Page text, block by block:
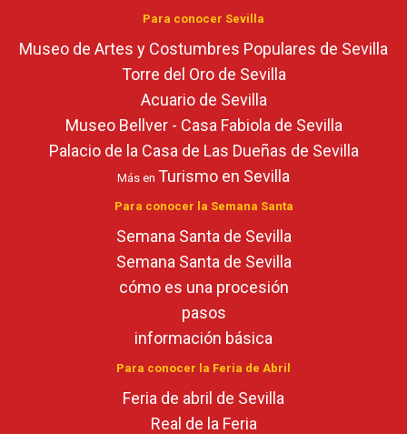
Para conocer Sevilla
Museo de Artes y Costumbres Populares de Sevilla
Torre del Oro de Sevilla
Acuario de Sevilla
Museo Bellver - Casa Fabiola de Sevilla
Palacio de la Casa de Las Dueñas de Sevilla
Más en Turismo en Sevilla
Para conocer la Semana Santa
Semana Santa de Sevilla
Semana Santa de Sevilla
cómo es una procesión
pasos
información básica
Para conocer la Feria de Abril
Feria de abril de Sevilla
Real de la Feria